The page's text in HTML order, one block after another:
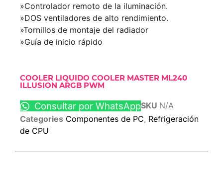
»Controlador remoto de la iluminación.
»DOS ventiladores de alto rendimiento.
»Tornillos de montaje del radiador
»Guía de inicio rápido
COOLER LIQUIDO COOLER MASTER ML240
ILLUSION ARGB PWM
Consultar por WhatsAppSKU N/A
Categories Componentes de PC, Refrigeración
de CPU